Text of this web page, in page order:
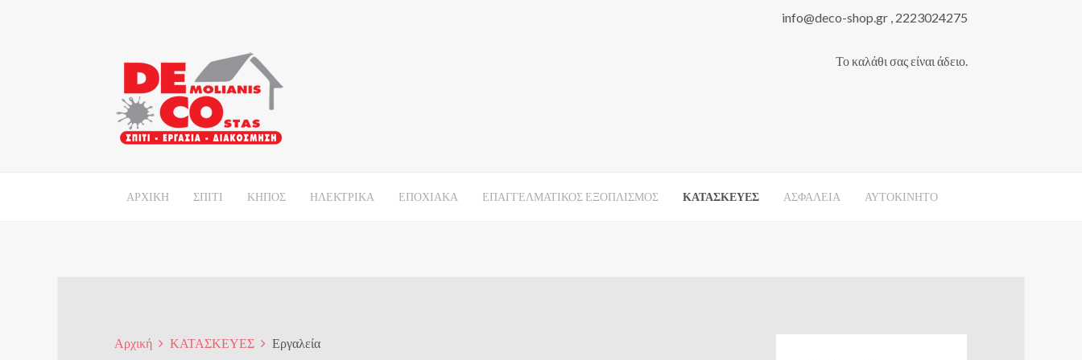
info@deco-shop.gr , 2223024275
Το καλάθι σας είναι άδειο.
ΑΡΧΙΚΗ ΣΠΙΤΙ ΚΗΠΟΣ ΗΛΕΚΤΡΙΚΑ ΕΠΟΧΙΑΚΑ ΕΠΑΓΓΕΛΜΑΤΙΚΟΣ ΕΞΟΠΛΙΣΜΟΣ ΚΑΤΑΣΚΕΥΕΣ ΑΣΦΑΛΕΙΑ ΑΥΤΟΚΙΝΗΤΟ
Αρχική ΚΑΤΑΣΚΕΥΕΣ Εργαλεία